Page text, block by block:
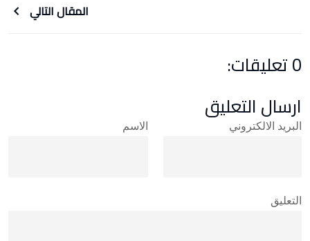
المقال التالي
0 تعليقات:
ارسال التعليق
الاسم البريد الالكتروني
التعليق